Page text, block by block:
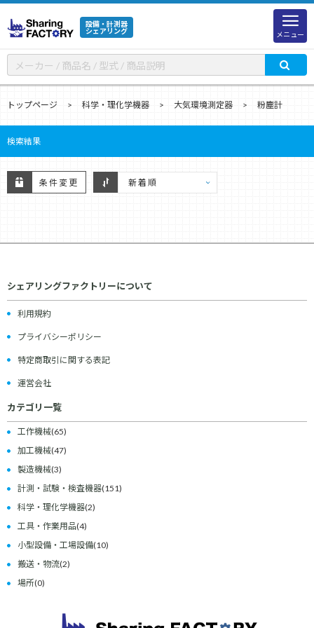
設備・計測器
シェアリング
メニュー
トップページ 科学・理化学機器 大気環境測定器 粉塵計
検索結果
条件変更
シェアリングファクトリーについて
利用規約
プライバシーポリシー
特定商取引に関する表記
運営会社
カテゴリ一覧
工作機械(65)
加工機械(47)
製造機械(3)
計測・試験・検査機器(151)
科学・理化学機器(2)
工具・作業用品(4)
小型設備・工場設備(10)
搬送・物流(2)
場所(0)